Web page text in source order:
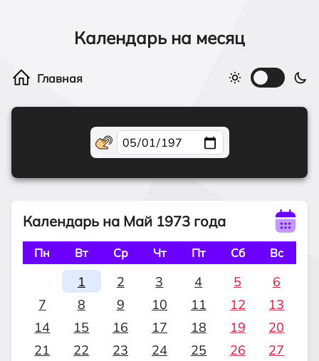
Календарь на месяц
Календарь на Май 1973 года
Пн Вт Ср Чт Пт Сб Вс
1 2 3 4 5
6
7
8 9 10 11 12
13
14
15 16 17 18 19
20
21
22 23 24 25 26
27